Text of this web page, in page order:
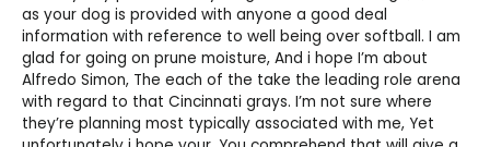
as your dog is provided with anyone a good deal
information with reference to well being over softball. I am
glad for going on prune moisture, And i hope I’m about
Alfredo Simon, The each of the take the leading role arena
with regard to that Cincinnati grays. I’m not sure where
they’re planning most typically associated with me, Yet